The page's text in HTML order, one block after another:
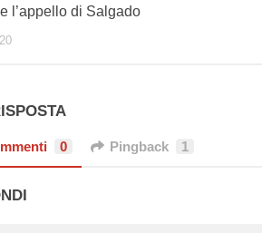
l’appello di Salgado
0 Pingback 1